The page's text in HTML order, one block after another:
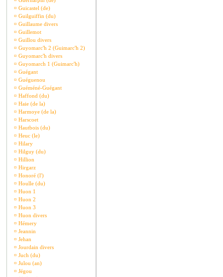
¤ Guicastel (de)
¤ Guilguiffin (du)
¤ Guillaume divers
¤ Guillemot
¤ Guillou divers
¤ Guyomarc'h 2 (Guimarc'h 2)
¤ Guyomarc'h divers
¤ Guyomarch 1 (Guimarc'h)
¤ Guégant
¤ Guéguenou
¤ Guéméné-Guégant
¤ Haffond (du)
¤ Haie (de la)
¤ Harmoye (de la)
¤ Harscoet
¤ Hautbois (du)
¤ Heuc (le)
¤ Hilary
¤ Hilguy (du)
¤ Hillion
¤ Hirgarz
¤ Honoré (l')
¤ Houlle (du)
¤ Huon 1
¤ Huon 2
¤ Huon 3
¤ Huon divers
¤ Hémery
¤ Jeannin
¤ Jehan
¤ Jourdain divers
¤ Juch (du)
¤ Julou (an)
¤ Jégou